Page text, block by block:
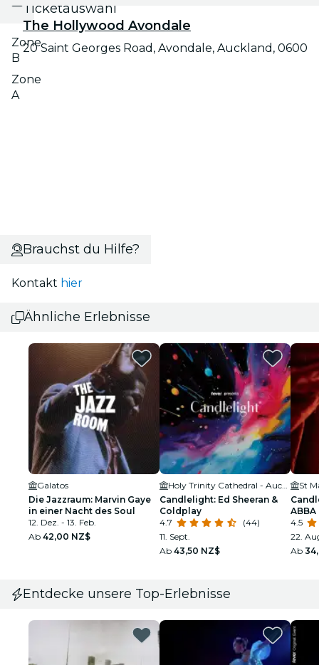
Ticketauswahl
Zone
B
Zone
A
The Hollywood Avondale
20 Saint Georges Road, Avondale, Auckland, 0600
Brauchst du Hilfe?
Kontakt hier
Ähnliche Erlebnisse
Galatos
Die Jazzraum: Marvin Gaye
in einer Nacht des Soul
12. Dez. - 13. Feb.
Ab 42,00 NZ$
Holy Trinity Cathedral - Auckland
Candlelight: Ed Sheeran &
Coldplay
4.7
(44)
11. Sept.
Ab 43,50 NZ$
St
ABBA
4.5
22.
Ab
Entdecke unsere Top-Erlebnisse